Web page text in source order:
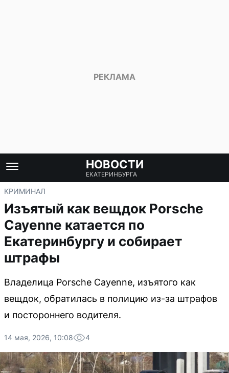
НОВОСТИ
ЕКАТЕРИНБУРГА
КРИМИНАЛ
Изъятый как вещдок Porsche
Cayenne катается по
Екатеринбургу и собирает
штрафы
Владелица Porsche Cayenne, изъятого как
вещдок, обратилась в полицию из-за штрафов
и постороннего водителя.
14 мая, 2026, 10:08 4